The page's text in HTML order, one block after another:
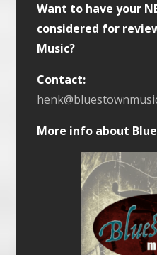
Want to have your
considered for
Music?
Contact:
More info about